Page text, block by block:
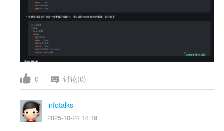
0 讨论(0)
infotalks
2025-10-24 14:19